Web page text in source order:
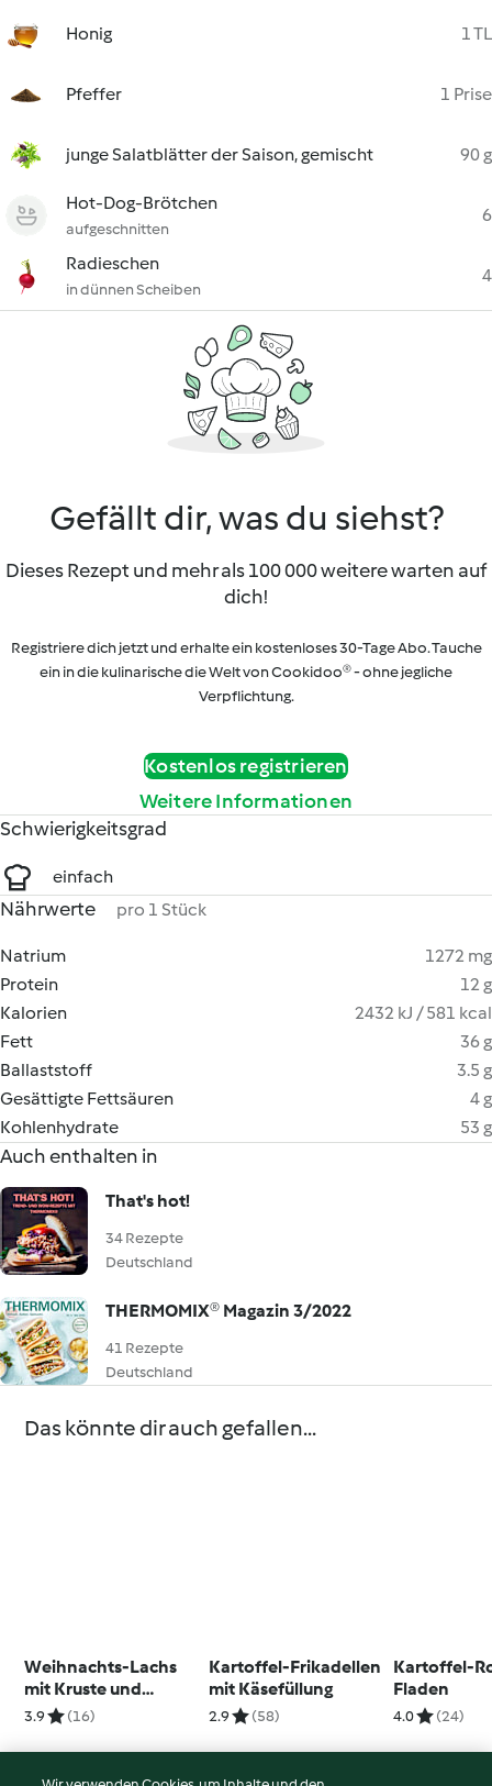
Honig 1 TL
Pfeffer 1 Prise
junge Salatblätter der Saison, gemischt 90 g
Hot-Dog-Brötchen
aufgeschnitten
6
Radieschen
in dünnen Scheiben
4
Gefällt dir, was du siehst?
Dieses Rezept und mehr als 100 000 weitere warten auf
dich!
Registriere dich jetzt und erhalte ein kostenloses 30-Tage Abo. Tauche
ein in die kulinarische die Welt von Cookidoo® - ohne jegliche
Verpflichtung.
Kostenlos registrieren
Weitere Informationen
Schwierigkeitsgrad
einfach
Nährwerte pro 1 Stück
Natrium
1272 mg
Protein
12 g
Kalorien
2432 kJ / 581 kcal
Fett
36 g
Ballaststoff
3.5 g
Gesättigte Fettsäuren
4 g
Kohlenhydrate
53 g
Auch enthalten in
That's hot!
34 Rezepte
Deutschland
THERMOMIX® Magazin 3/2022
41 Rezepte
Deutschland
Das könnte dir auch gefallen...
Weihnachts-Lachs
mit Kruste und
Joghurt-Granatapfel-
3.9 (16)
Kartoffel-Frikadellen
mit Käsefüllung
2.9 (58)
Kartoffel-
Fladen
4.0 (24)